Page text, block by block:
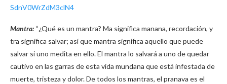
SdnV0WrZdM3clN4
Mantra: “¿Qué es un mantra? Ma significa manana, recordación, y
tra significa salvar; así que mantra significa aquello que puede
salvar si uno medita en ello. El mantra lo salvará a uno de quedar
cautivo en las garras de esta vida mundana que está infestada de
muerte, tristeza y dolor. De todos los mantras, el pranava es el